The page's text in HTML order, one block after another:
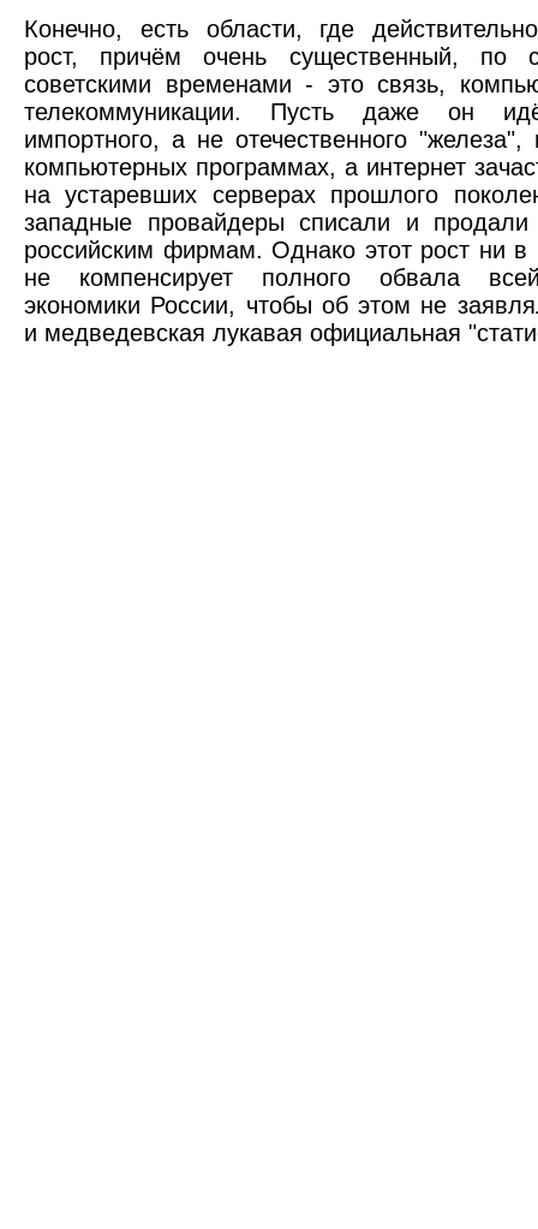
Конечно, есть области, где
рост, причём очень существенный, по
советскими временами - это связь,
телекоммуникации. Пусть даже он
импортного, а не отечественного "железа",
компьютерных программах, а интернет
на устаревших серверах прошлого
западные провайдеры списали и продали
российским фирмам. Однако этот рост ни в
не компенсирует полного обвала
экономики России, чтобы об этом не
и медведевская лукавая официальная